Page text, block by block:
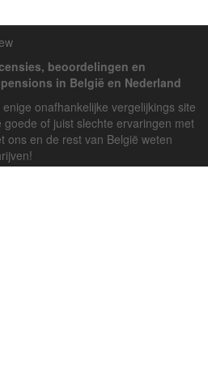
beoordelingen en
in België en Nederland
onafhankelijke vergelijkings site
of juist slechte ervaringen met
ons en de rest van België weten